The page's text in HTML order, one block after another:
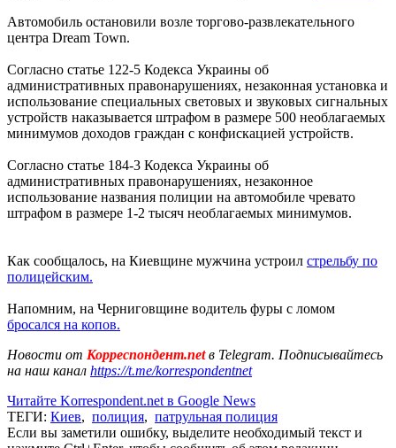
Автомобиль остановили возле торгово-развлекательного
центра Dream Town.
Согласно статье 122-5 Кодекса Украины об
административных правонарушениях, незаконная установка и
использование специальных световых и звуковых сигнальных
устройств наказывается штрафом в размере 500 необлагаемых
минимумов доходов граждан с конфискацией устройств.
Согласно статье 184-3 Кодекса Украины об
административных правонарушениях, незаконное
использование названия полиции на автомобиле чревато
штрафом в размере 1-2 тысяч необлагаемых минимумов.
Как сообщалось, на Киевщине мужчина устроил стрельбу по
полицейским.
Напомним, на Черниговщине водитель фуры с ломом
бросался на копов.
Новости от Корреспондент.netв Telegram. Подписывайтесь
на наш канал https://t.me/korrespondentnet
Читайте Korrespondent.net в Google News
ТЕГИ: Киев, полиция, патрульная полиция
Если вы заметили ошибку, выделите необходимый текст и